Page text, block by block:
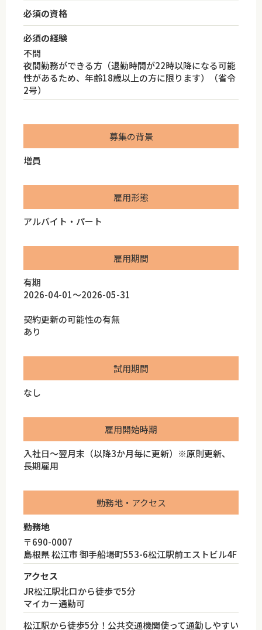
必須の資格
必須の経験
不問
夜間勤務ができる方（退勤時間が22時以降になる可能
性があるため、年齢18歳以上の方に限ります）（省令
2号）
募集の背景
増員
雇用形態
アルバイト・パート
雇用期間
有期
2026-04-01～2026-05-31
契約更新の可能性の有無
あり
試用期間
なし
雇用開始時期
入社日～翌月末（以降3か月毎に更新）※原則更新、
長期雇用
勤務地・アクセス
勤務地
〒690-0007
島根県 松江市 御手船場町553-6松江駅前エストビル4F
アクセス
JR松江駅北口から徒歩で5分
マイカー通勤可
松江駅から徒歩5分！公共交通機関使って通勤しやすい